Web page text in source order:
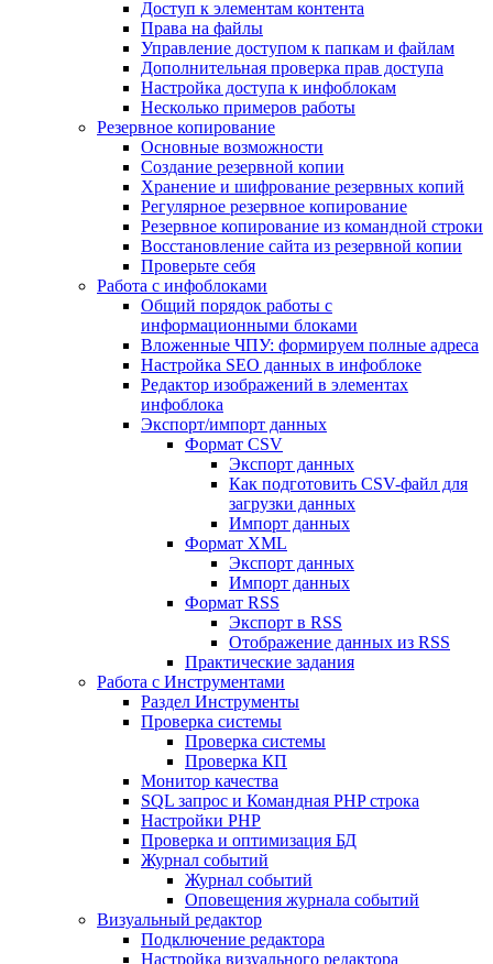
Доступ к элементам контента
Права на файлы
Управление доступом к папкам и файлам
Дополнительная проверка прав доступа
Настройка доступа к инфоблокам
Несколько примеров работы
Резервное копирование
Основные возможности
Создание резервной копии
Хранение и шифрование резервных копий
Регулярное резервное копирование
Резервное копирование из командной строки
Восстановление сайта из резервной копии
Проверьте себя
Работа с инфоблоками
Общий порядок работы с
информационными блоками
Вложенные ЧПУ: формируем полные адреса
Настройка SEO данных в инфоблоке
Редактор изображений в элементах
инфоблока
Экспорт/импорт данных
Формат CSV
Экспорт данных
Как подготовить CSV-файл для
загрузки данных
Импорт данных
Формат XML
Экспорт данных
Импорт данных
Формат RSS
Экспорт в RSS
Отображение данных из RSS
Практические задания
Работа с Инструментами
Раздел Инструменты
Проверка системы
Проверка системы
Проверка КП
Монитор качества
SQL запрос и Командная PHP строка
Настройки PHP
Проверка и оптимизация БД
Журнал событий
Журнал событий
Оповещения журнала событий
Визуальный редактор
Подключение редактора
Настройка визуального редактора